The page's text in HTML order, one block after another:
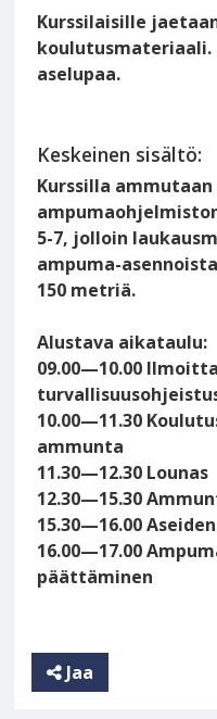
Kurssilaisille
aselupaa.
Keskeinen sisältö:
Kurssilla ammutaan
5-7, jolloin
ampuma-
150 metriä.
Alustava aikataulu:
09.00—10.00
10.00—11.30
ammunta
11.30—12.30 Lounas
12.30—15.30
15.30—16.00
16.00—17.00
päättäminen
Jaa